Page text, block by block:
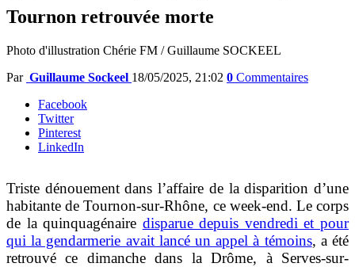
Tournon retrouvée morte
Photo d'illustration Chérie FM / Guillaume SOCKEEL
Par Guillaume Sockeel 18/05/2025, 21:02 0 Commentaires
Facebook
Twitter
Pinterest
LinkedIn
Triste dénouement dans l’affaire de la disparition d’une
habitante de Tournon-sur-Rhône, ce week-end. Le corps
de la quinquagénaire disparue depuis vendredi et pour
qui la gendarmerie avait lancé un appel à témoins, a été
retrouvé ce dimanche dans la Drôme, à Serves-sur-